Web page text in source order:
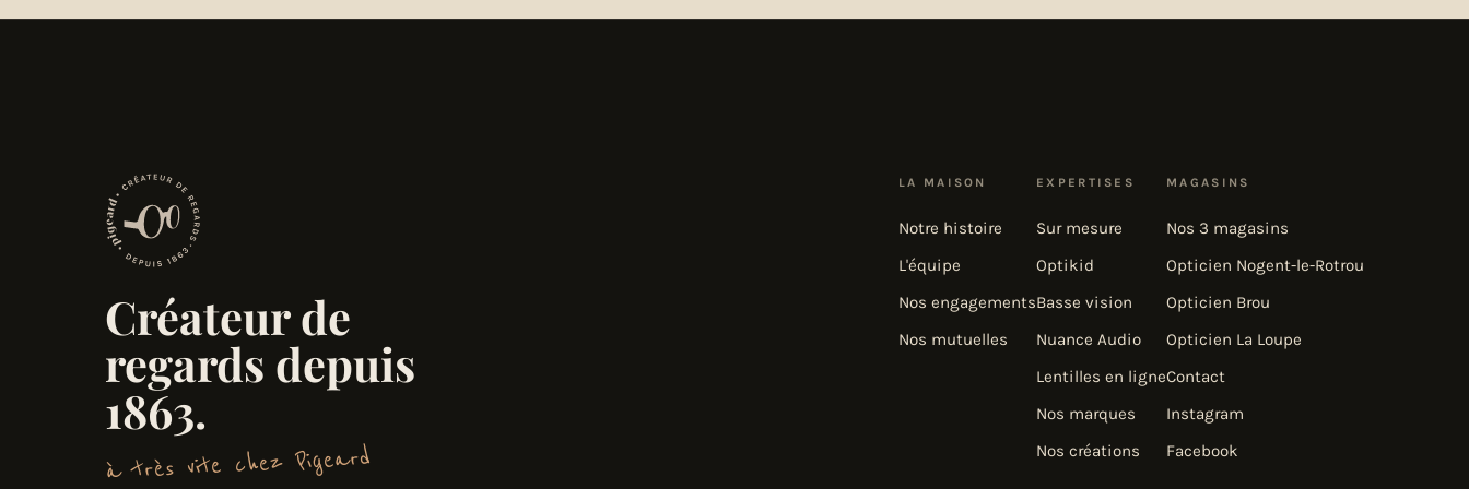
Créateur de
regards depuis
1863.
à très vite chez Pigeard
LA MAISON
Notre histoire
L'équipe
Nos engagements
Nos mutuelles
EXPERTISES
Sur mesure
Optikid
Basse vision
Nuance Audio
Lentilles en ligne
Nos marques
Nos créations
MAGASINS
Nos 3 magasins
Opticien Nogent-le-Rotrou
Opticien Brou
Opticien La Loupe
Contact
Instagram
Facebook